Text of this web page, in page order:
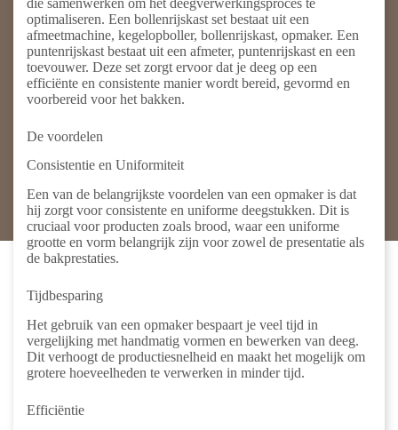
optimaliseren. Een bollenrijskast set bestaat uit een
afmeetmachine, kegelopboller, bollenrijskast, opmaker. Een
puntenrijskast bestaat uit een afmeter, puntenrijskast en een
toevouwer. Deze set zorgt ervoor dat je deeg op een
efficiënte en consistente manier wordt bereid, gevormd en
voorbereid voor het bakken.
De voordelen
Consistentie en Uniformiteit
Een van de belangrijkste voordelen van een opmaker is dat
hij zorgt voor consistente en uniforme deegstukken. Dit is
cruciaal voor producten zoals brood, waar een uniforme
grootte en vorm belangrijk zijn voor zowel de presentatie als
de bakprestaties.
Tijdbesparing
Het gebruik van een opmaker bespaart je veel tijd in
vergelijking met handmatig vormen en bewerken van deeg.
Dit verhoogt de productiesnelheid en maakt het mogelijk om
grotere hoeveelheden te verwerken in minder tijd.
Efficiëntie